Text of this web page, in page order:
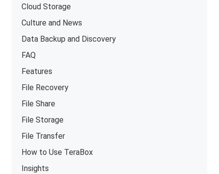
Cloud Storage
Culture and News
Data Backup and Discovery
FAQ
Features
File Recovery
File Share
File Storage
File Transfer
How to Use TeraBox
Insights